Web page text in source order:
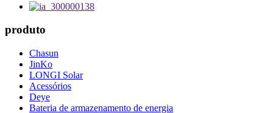
produto
Chasun
JinKo
LONGI Solar
Acessórios
Deye
Bateria de armazenamento de energia